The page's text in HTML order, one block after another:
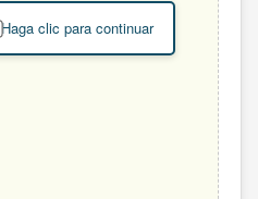
Haga clic para continuar